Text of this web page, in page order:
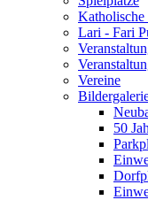
Lari - Fari
Vereine
50